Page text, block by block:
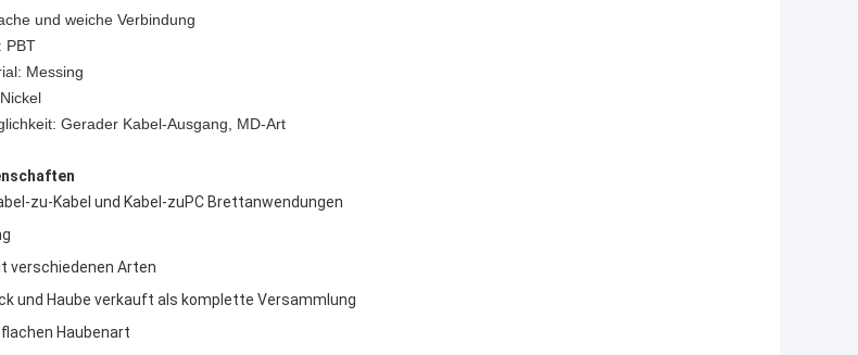
und weiche Verbindung
PBT
Messing
Gerader Kabel-Ausgang, MD-Art
zu-Kabel und Kabel-zuPC Brettanwendungen
verschiedenen Arten
und Haube verkauft als komplette Versammlung
Haubenart